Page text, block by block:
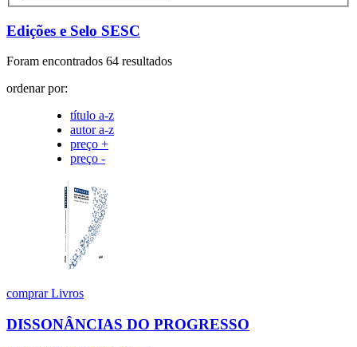
Edições e Selo SESC
Foram encontrados 64 resultados
ordenar por:
título a-z
autor a-z
preço +
preço -
comprarLivros
DISSONÂNCIAS DO PROGRESSO